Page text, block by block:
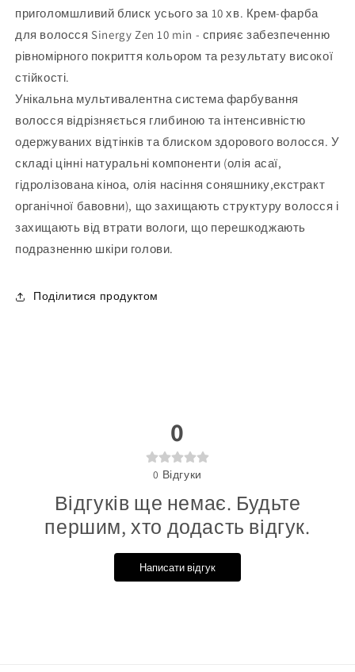
приголомшливий блиск усього за 10 хв. Крем-фарба
для волосся Sinergy Zen 10 min - сприяє забезпеченню
рівномірного покриття кольором та результату високої
стійкості.
Унікальна мультивалентна система фарбування
волосся відрізняється глибиною та інтенсивністю
одержуваних відтінків та блиском здорового волосся. У
складі цінні натуральні компоненти (олія асаї,
гідролізована кіноа, олія насіння соняшнику,екстракт
органічної бавовни), що захищають структуру волосся і
захищають від втрати вологи, що перешкоджають
подразненню шкіри голови.
Поділитися продуктом
0
0 Відгуки
Відгуків ще немає. Будьте
першим, хто додасть відгук.
Написати відгук